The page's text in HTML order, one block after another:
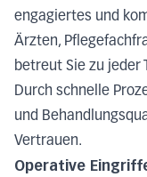
engagiertes und
Ärzten,
betreut Sie zu jeder
Durch schnelle
und
Vertrauen.
Operative